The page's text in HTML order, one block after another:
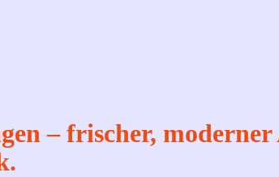
– frischer,